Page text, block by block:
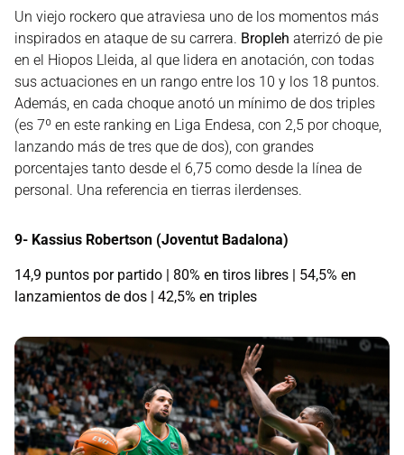
Un viejo rockero que atraviesa uno de los momentos más
inspirados en ataque de su carrera. Bropleh aterrizó de pie
en el Hiopos Lleida, al que lidera en anotación, con todas
sus actuaciones en un rango entre los 10 y los 18 puntos.
Además, en cada choque anotó un mínimo de dos triples
(es 7º en este ranking en Liga Endesa, con 2,5 por choque,
lanzando más de tres que de dos), con grandes
porcentajes tanto desde el 6,75 como desde la línea de
personal. Una referencia en tierras ilerdenses.
9- Kassius Robertson (Joventut Badalona)
14,9 puntos por partido | 80% en tiros libres | 54,5% en
lanzamientos de dos | 42,5% en triples